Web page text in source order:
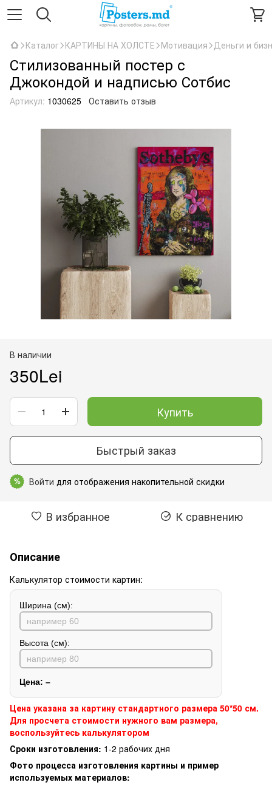
Каталог КАРТИНЫ НА ХОЛСТЕ Мотивация Деньги и
Стилизованный постер с
Джокондой и надписью Сотбис
Артикул: 1030625 Оставить отзыв
В наличии
350Lei
Купить
Быстрый заказ
% Войти для отображения накопительной скидки
В избранное К сравнению
Описание
Калькулятор стоимости картин:
Ширина (см):
Высота (см):
Цена: –
Цена указана за картину стандартного размера 50*50 см.
Для просчета стоимости нужного вам размера,
воспользуйтесь калькулятором
Сроки изготовления: 1-2 рабочих дня
Фото процесса изготовления картины и пример
используемых материалов: